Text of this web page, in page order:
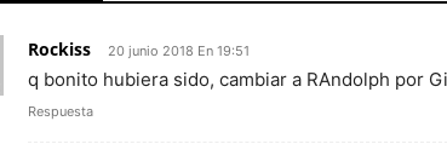
Rockiss 20 junio 2018 En 19:51
q bonito hubiera sido, cambiar a RAndolph por
Respuesta